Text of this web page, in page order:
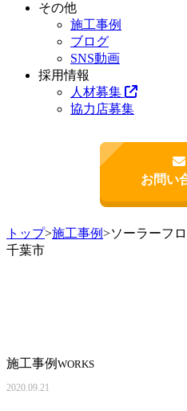
その他
施工事例
ブログ
SNS動画
採用情報
人材募集
協力店募集
お問い
トップ>施工事例>ソーラーフ
千葉市
施工事例 WORKS
2020.09.21